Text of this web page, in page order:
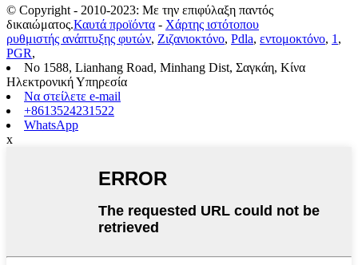
© Copyright - 2010-2023: Με την επιφύλαξη παντός
δικαιώματος.Καυτά προϊόντα - Χάρτης ιστότοπου
ρυθμιστής ανάπτυξης φυτών, Ζιζανιοκτόνο, Pdla, εντομοκτόνο, 1 ,
PGR,
No 1588, Lianhang Road, Minhang Dist, Σαγκάη, Κίνα
Ηλεκτρονική Υπηρεσία
Να στείλετε e-mail
+8613524231522
WhatsApp
x